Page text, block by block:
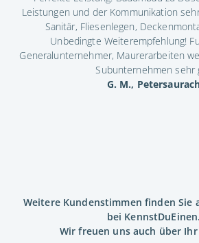
Leistungen und der Kommunikation
Sanitär, Fliesenlegen,
Unbedingte Weiterempfehlung!
Generalunternehmer, Maurerarbeiten
Subunternehmen sehr
G. M.,
Weitere Kundenstimmen finden Sie
bei KennstDuEinen.
Wir freuen uns auch über Ihr